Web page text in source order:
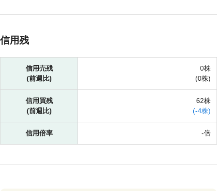
信用残
信用売残
(前週比)
0株
(0株)
信用買残
(前週比)
62株
(-4株)
信用倍率 -倍